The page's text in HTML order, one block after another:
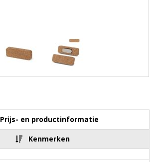
Prijs- en productinformatie
Kenmerken